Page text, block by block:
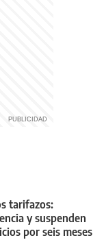
tarifazos:
y suspenden
por seis meses